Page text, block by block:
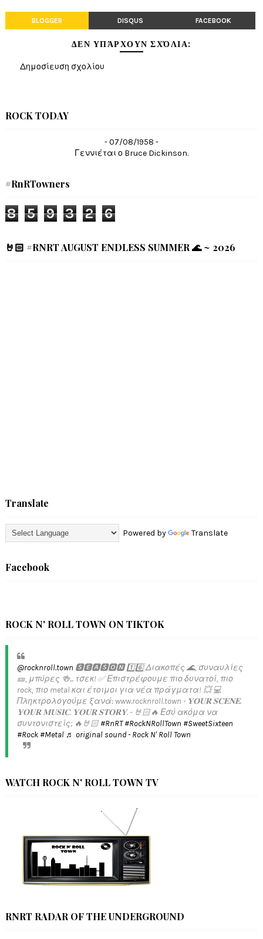
BLOGGER DISQUS FACEBOOK
ΔΕΝ ΥΠΆΡΧΟΥΝ ΣΧΌΛΙΑ:
Δημοσίευση σχολίου
ROCK TODAY
- 07/08/1958 -
Γεννιέται ο Bruce Dickinson.
#RnRTowners
8 5 9 3 2 6
🤘🏻 #RNRT AUGUST ENDLESS SUMMER 🌊 ~ 2026
Translate
Powered by Translate
Facebook
ROCK N' ROLL TOWN ON TIKTOK
@rocknroll.town 🆂🅴🅰🆂🅾🅽 1️⃣6️⃣ Διακοπές 🌊, συναυλίες
🎫, μπύρες 🍻... τσεκ! ✅️ Επιστρέφουμε πιο δυνατοί, πιο
rock, πιο metal και έτοιμοι για νέα πράγματα! 💥 💻
Πληκτρολογούμε ξανά: www.rocknroll.town - 𝐘𝐎𝐔𝐑 𝐒𝐂𝐄𝐍𝐄.
𝐘𝐎𝐔𝐑 𝐌𝐔𝐒𝐈𝐂. 𝐘𝐎𝐔𝐑 𝐒𝐓𝐎𝐑𝐘. - 🤘🏻🔥 Εσύ ακόμα να
συντονιστείς; 🔥🤘🏻#RnRT #RockNRollTown #SweetSixteen
#Rock #Metal ♬ original sound - Rock N' Roll Town
WATCH ROCK N' ROLL TOWN TV
RNRT RADAR OF THE UNDERGROUND